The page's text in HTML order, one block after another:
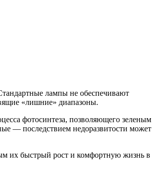
лампы не обеспечивают
«лишние» диапазоны.
фотосинтеза, позволяющего зеленым
— последствием недоразвитости может
их быстрый рост и комфортную жизнь в